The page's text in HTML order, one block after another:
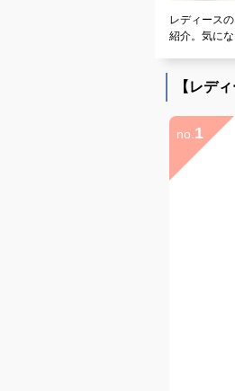
レディース
紹介。気に
【レデ
no. 1